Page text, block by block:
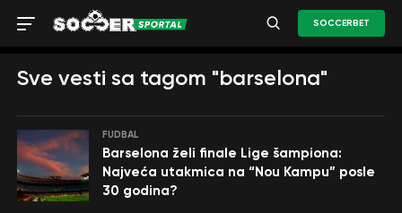
SOCCERBET
Sve vesti sa tagom "barselona"
FUDBAL
Barselona želi finale Lige šampiona:
Najveća utakmica na “Nou Kampu” posle
30 godina?